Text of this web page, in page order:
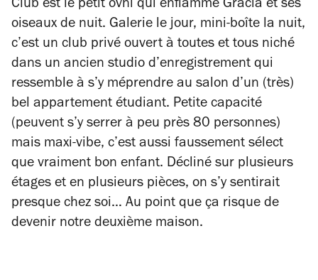
Club est le petit ovni qui enflamme Gràcia et ses
oiseaux de nuit. Galerie le jour, mini-boîte la nuit,
c’est un club privé ouvert à toutes et tous niché
dans un ancien studio d’enregistrement qui
ressemble à s’y méprendre au salon d’un (très)
bel appartement étudiant. Petite capacité
(peuvent s’y serrer à peu près 80 personnes)
mais maxi-vibe, c’est aussi faussement sélect
que vraiment bon enfant. Décliné sur plusieurs
étages et en plusieurs pièces, on s’y sentirait
presque chez soi… Au point que ça risque de
devenir notre deuxième maison.